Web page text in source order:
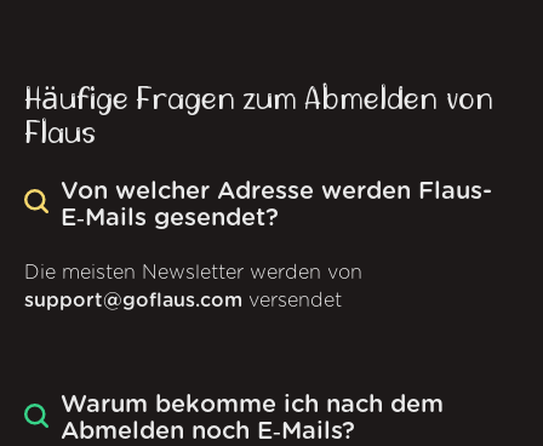
Häufige Fragen zum Abmelden von
Flaus
Von welcher Adresse werden Flaus-
E‑Mails gesendet?
Die meisten Newsletter werden von
support@goflaus.com versendet
Warum bekomme ich nach dem
Abmelden noch E‑Mails?